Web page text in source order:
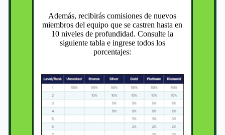
Además, recibirás comisiones de nuevos
miembros del equipo que se castren hasta en
10 niveles de profundidad. Consulte la
siguiente tabla e ingrese todos los
porcentajes: